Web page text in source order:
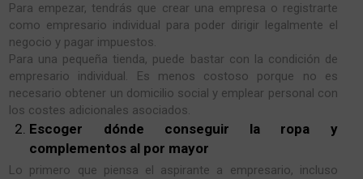
Para empezar, tendrás que crear una empresa o registrarte
como empresario individual para poder dirigir legalmente el
negocio y pagar impuestos.
Para una pequeña tienda, puede bastar con la condición de
empresario individual. Es menos costoso porque no es
necesario obtener un domicilio social y emplear personal con
los costes adicionales asociados.
Escoger dónde conseguir la ropa y
complementos al por mayor
Lo primero que piensa el aspirante a empresario, incluso